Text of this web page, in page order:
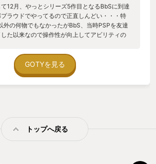
12月、やっとシリーズ5作目となるBbSに到達
ラウドでやってるので正直しんどい・・・特
外の何物でもなかったがBbS、当時PSPを友達
た以来なので操作性が向上してアビリティの
りザックス！ザックス君がゲストで出演するん
この没個性キャラFFのどの作品で出るん
にしか思っていなかったので出会いなおしたザ
GOTYを見る
トップへ戻る